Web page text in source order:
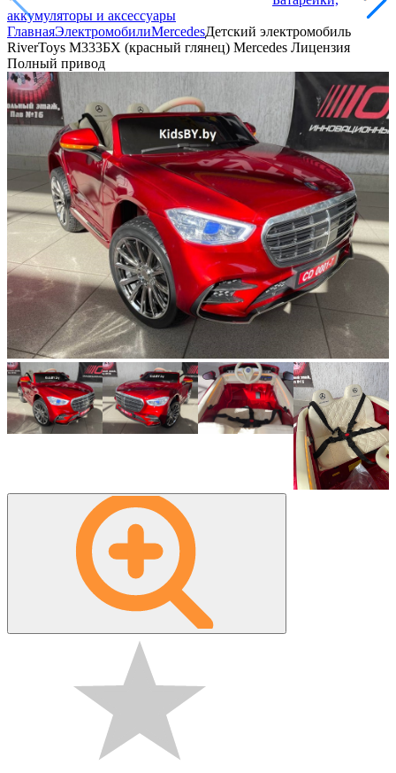
аккумуляторы и аксессуары
ГлавнаяЭлектромобилиMercedesДетский электромобиль
RiverToys М333БХ (красный глянец) Mercedes Лицензия
Полный привод